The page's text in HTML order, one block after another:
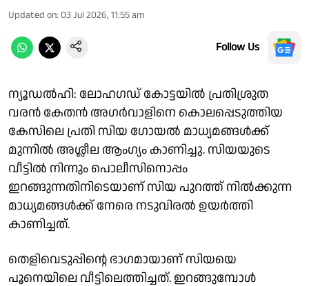
Updated on: 03 Jul 2026, 11:55 am
Follow Us
ന്യൂഡല്‍ഹി: ലോഹഗഡ് കോട്ടയില്‍ പ്രതിശ്രുത
വരന്‍ കേതന്‍ അഗര്‍വാളിനെ കൊലപ്പെടുത്തിയ
കേസിലെ പ്രതി സിയ ഗോയല്‍ മാധ്യമങ്ങള്‍ക്ക്
മുന്നില്‍ അശ്ലീല ആംഗ്യം കാണിച്ചു. സിയയുടെ
വീട്ടില്‍ നിന്നും പൊലീസിനൊപ്പം
ഇറങ്ങുന്നതിനിടെയാണ് സിയ പുറത്ത് നില്‍ക്കുന്ന
മാധ്യമങ്ങള്‍ക്ക് നേരെ നടുവിരല്‍ ഉയര്‍ത്തി
കാണിച്ചത്.
തെളിവെടുപ്പിന്റെ ഭാഗമായാണ് സിയയെ
പൂനെയിലെ വീട്ടിലെത്തിച്ചത്. ഇറങ്ങുമ്പോള്‍